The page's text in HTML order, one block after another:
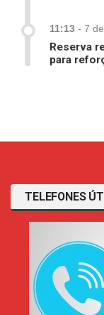
11:13 - 7
Reserva
para
TELEFONES